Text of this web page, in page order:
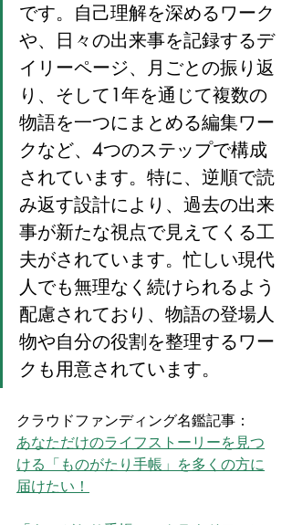
です。自己理解を深めるワーク
や、日々の出来事を記録するデ
イリーページ、月ごとの振り返
り、そして1年を通じて複数の
物語を一つにまとめる編集ワー
クなど、4つのステップで構成
されています。特に、逆順で読
み返す設計により、過去の出来
事が新たな視点で見えてくる工
夫がされています。忙しい現代
人でも無理なく続けられるよう
配慮されており、物語の登場人
物や自分の役割を整理するワー
クも用意されています。
クラウドファンディング名鑑記事：
あなただけのライフストーリーを見つ
ける「ものがたり手帳」を多くの方に
届けたい！